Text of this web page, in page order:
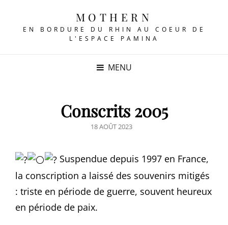
MOTHERN
EN BORDURE DU RHIN AU COEUR DE
L'ESPACE PAMINA
MENU
Conscrits 2005
POSTED
18 AOÛT 2023
Suspendue depuis 1997 en France,
la conscription a laissé des souvenirs mitigés
: triste en période de guerre, souvent heureux
en période de paix.